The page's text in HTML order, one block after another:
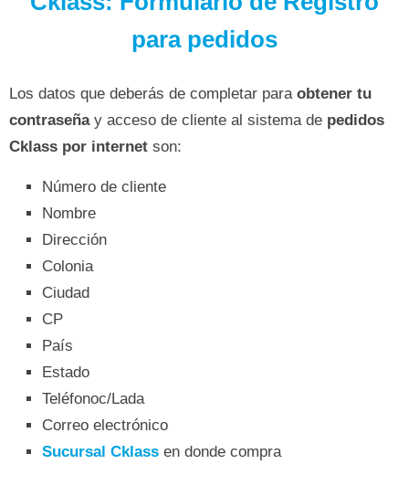
para pedidos
Los datos que deberás de completar para obtener tu
contraseña y acceso de cliente al sistema de pedidos
Cklass por internet son:
Número de cliente
Nombre
Dirección
Colonia
Ciudad
CP
País
Estado
Teléfonoc/Lada
Correo electrónico
Sucursal Cklass en donde compra